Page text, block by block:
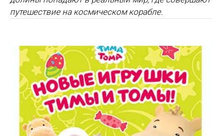
путешествие на космическом корабле.